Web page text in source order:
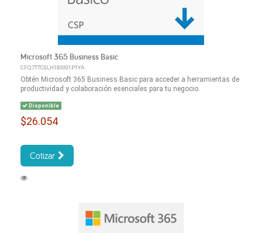
Microsoft 365 Business Basic
CFQ7TTC0LH180001P1YA
Obtén Microsoft 365 Business Basic para acceder a herramientas de
productividad y colaboración esenciales para tu negocio.
Disponible
$26.054
Cotizar